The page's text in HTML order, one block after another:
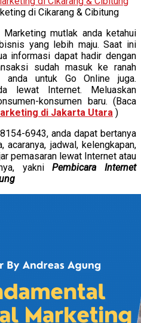
di Cikarang & Cibitung
mutlak anda ketahui
yang lebih maju. Saat ini
informasi dapat hadir dengan
sudah masuk ke ranah
anda untuk Go Online juga.
lewat Internet. Meluaskan
konsumen baru. (Baca
di Jakarta Utara )
6943, anda dapat bertanya
acaranya, jadwal, kelengkapan,
pemasaran lewat Internet atau
yakniPembicara Internet